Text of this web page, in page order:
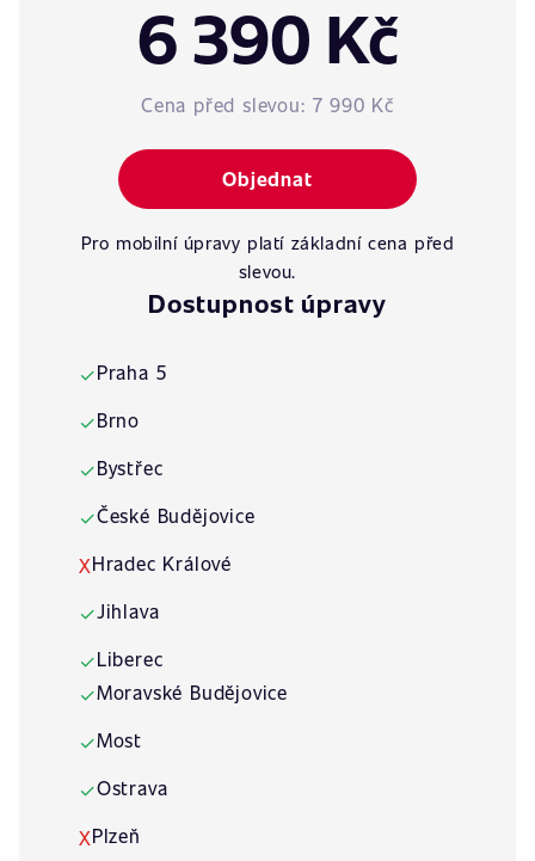
6 390 Kč
Cena před slevou: 7 990 Kč
Objednat
Pro mobilní úpravy platí základní cena před
slevou.
Dostupnost úpravy
✓Praha 5
✓Brno
✓Bystřec
✓České Budějovice
XHradec Králové
✓Jihlava
✓Liberec
✓Moravské Budějovice
✓Most
✓Ostrava
XPlzeň